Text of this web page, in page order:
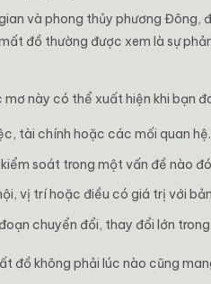
và phong thủy phương Đông,
đồ thường được xem là sự
này có thể xuất hiện khi bạn
tài chính hoặc các mối quan hệ.
soát trong một vấn đề nào
vị trí hoặc điều có giá trị với
chuyển đổi, thay đổi lớn
đồ không phải lúc nào cũng